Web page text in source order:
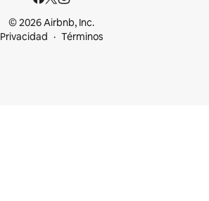
© 2026 Airbnb, Inc.
Privacidad
Términos